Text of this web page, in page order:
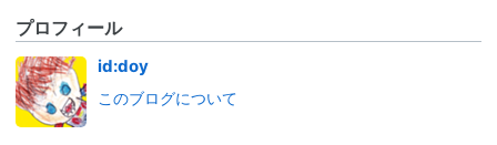
プロフィール
id:doy
このブログについて